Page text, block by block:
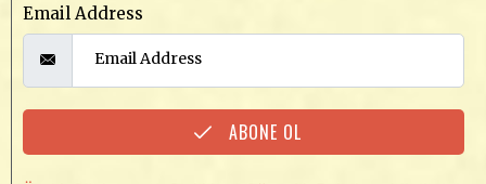
Email Address
ABONE OL